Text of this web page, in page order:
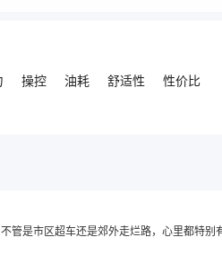
操控 油耗 舒适性 性价比
管是市区超车还是郊外走烂路，心里都特